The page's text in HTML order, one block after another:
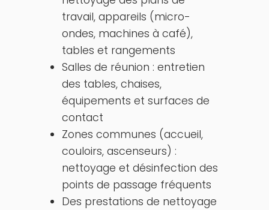
travail, appareils (micro-
ondes, machines à café),
tables et rangements
Salles de réunion : entretien
des tables, chaises,
équipements et surfaces de
contact
Zones communes (accueil,
couloirs, ascenseurs) :
nettoyage et désinfection des
points de passage fréquents
Des prestations de nettoyage